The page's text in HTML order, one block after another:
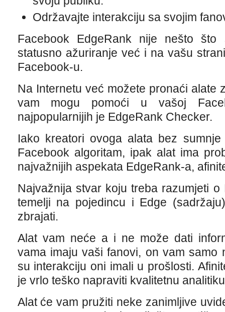
Održavajte interakciju sa svojim
Facebook EdgeRank nije nešto
statusno ažuriranje već i na vašu
Facebook-u.
Na Internetu već možete pronaći alate
vam mogu pomoći u vašoj
najpopularnijih je EdgeRank Checker.
Iako kreatori ovoga alata bez
Facebook algoritam, ipak alat ima
najvažnijih aspekata EdgeRank-a,
Najvažnija stvar koju treba razumjeti
temelji na pojedincu i Edge
zbrajati.
Alat vam neće a i ne može dati
vama imaju vaši fanovi, on vam samo
su interakciju oni imali u prošlosti.
je vrlo teško napraviti kvalitetnu
Alat će vam pružiti neke zanimljive